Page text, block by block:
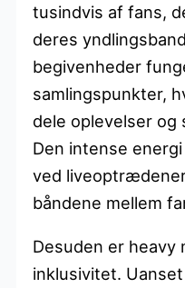
tusindvis af fans,
deres
begivenheder
samlingspunkter,
dele oplevelser og
Den intense
ved
båndene mellem
Desuden er heavy
inklusivitet.